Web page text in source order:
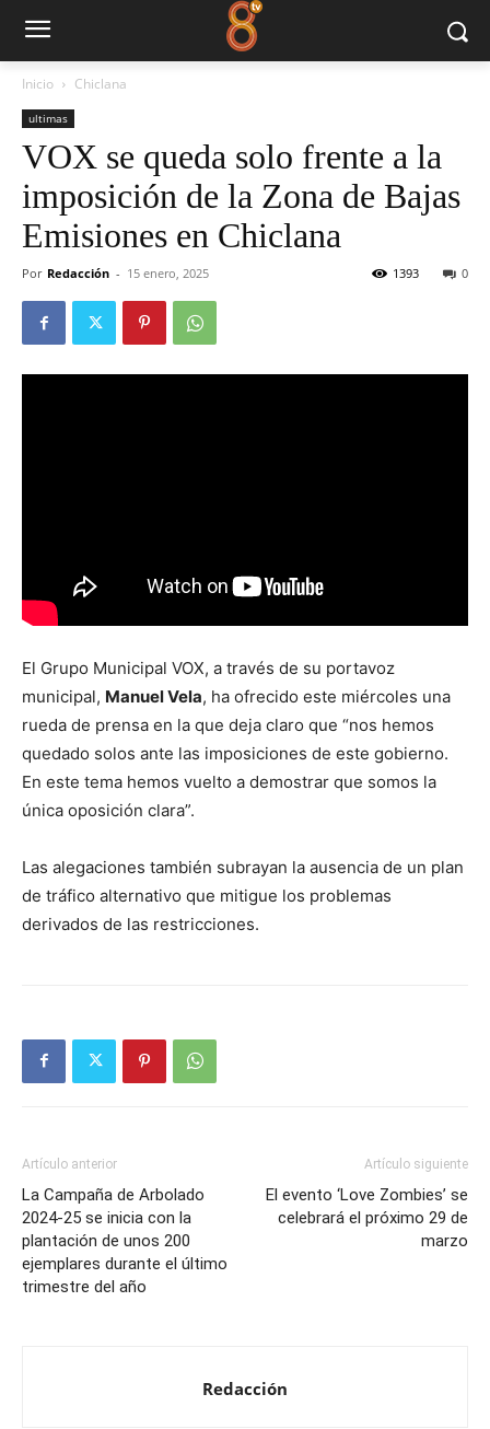
Inicio Chiclana
ultimas
VOX se queda solo frente a la
imposición de la Zona de Bajas
Emisiones en Chiclana
Por Redacción - 15 enero, 2025 0
1393
El Grupo Municipal VOX, a través de su portavoz
municipal, Manuel Vela, ha ofrecido este miércoles una
rueda de prensa en la que deja claro que “nos hemos
quedado solos ante las imposiciones de este gobierno.
En este tema hemos vuelto a demostrar que somos la
única oposición clara”.
Las alegaciones también subrayan la ausencia de un plan
de tráfico alternativo que mitigue los problemas
derivados de las restricciones.
Artículo anterior
La Campaña de Arbolado
2024-25 se inicia con la
plantación de unos 200
ejemplares durante el último
trimestre del año
Artículo siguiente
El evento ‘Love Zombies’ se
celebrará el próximo 29 de
marzo
Redacción